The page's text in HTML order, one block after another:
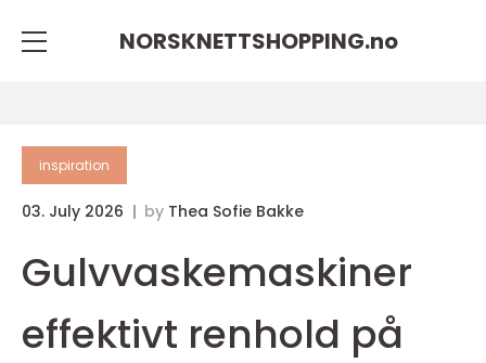
NORSKNETTSHOPPING.no
inspiration
03. July 2026 by Thea Sofie Bakke
Gulvvaskemaskiner
effektivt renhold på